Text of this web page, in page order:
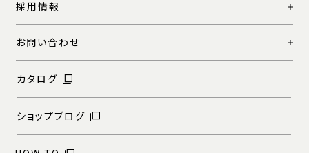
採用情報
お問い合わせ
カタログ
ショップブログ